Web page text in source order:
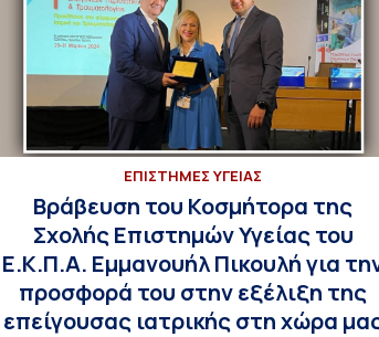
ΕΠΙΣΤΗΜΕΣ ΥΓΕΙΑΣ
Βράβευση του Κοσμήτορα της
Σχολής Επιστημών Υγείας του
Ε.Κ.Π.Α. Εμμανουήλ Πικουλή για
προσφορά του στην εξέλιξη της
επείγουσας ιατρικής στη χώρα